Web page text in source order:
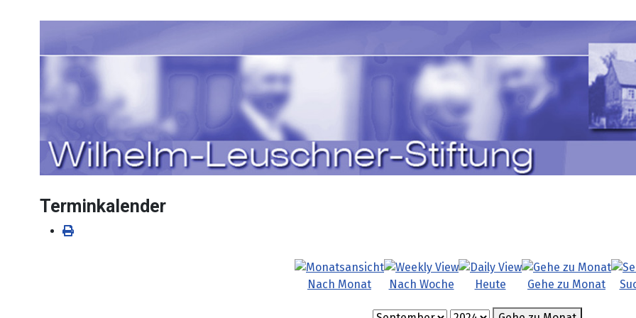
Terminkalender
Nach Monat Nach Woche Heute Gehe zu Monat